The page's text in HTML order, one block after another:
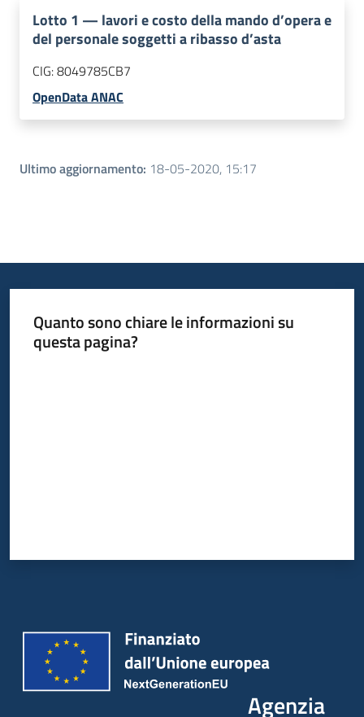
Lotto 1 — lavori e costo della mando d’opera e
del personale soggetti a ribasso d’asta
CIG:8049785CB7
OpenData ANAC
Ultimo aggiornamento: 18-05-2020, 15:17
Quanto sono chiare le informazioni su
questa pagina?
Agenzia